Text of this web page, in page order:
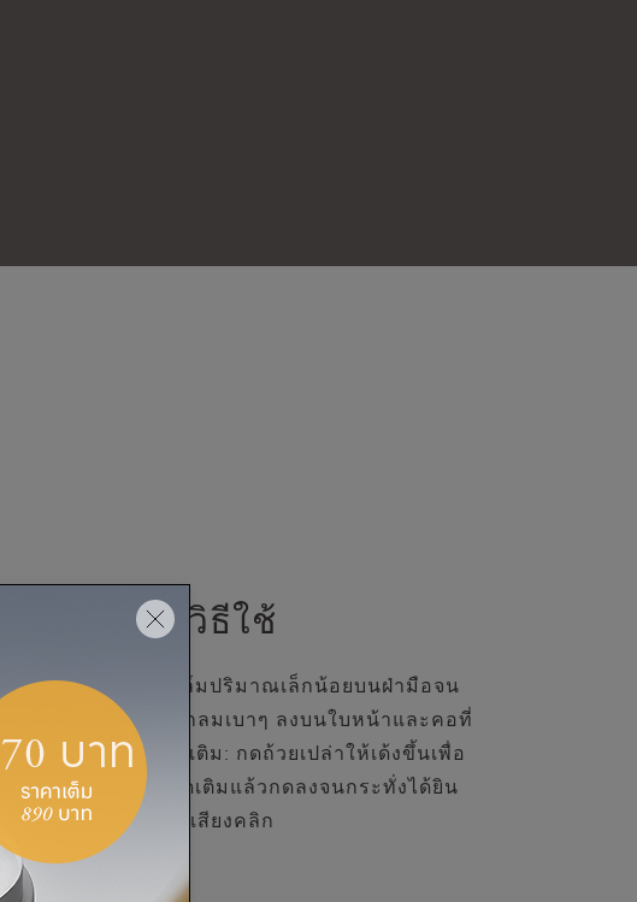
วิธีใช้
ก่อนเข้านอน อุ่นบาล์มปริมาณเล็กน้อยบนฝ่ามือจน
เป็นน้ำมัน นวดเป็นวงกลมเบาๆ ลงบนใบหน้าและคอที่
สะอาดก่อนนอน การเติม: กดถ้วยเปล่าให้เด้งขึ้นเพื่อ
ถอดออก ใส่ถ้วยชนิดเติมแล้วกดลงจนกระทั่งได้ยิน
เสียงคลิก